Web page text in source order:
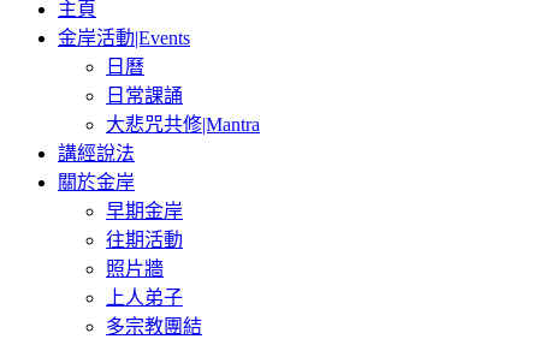
主頁
金岸活動|Events
日曆
日常課誦
大悲咒共修|Mantra
講經說法
關於金岸
早期金岸
往期活動
照片牆
上人弟子
多宗教團結